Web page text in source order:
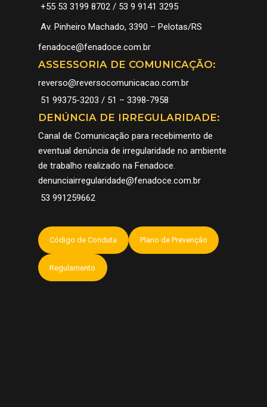
+55 53 3199 8702 / 53 9 9141 3295
Av. Pinheiro Machado, 3390 – Pelotas/RS
fenadoce@fenadoce.com.br
ASSESSORIA DE COMUNICAÇÃO:
reverso@reversocomunicacao.com.br
51 99375-3203 / 51 – 3398-7958
DENÚNCIA DE IRREGULARIDADE:
Canal de Comunicação para recebimento de
eventual denúncia de irregularidade no ambiente
de trabalho realizado na Fenadoce.
denunciairregularidade@fenadoce.com.br
53 991259662
Código de Conduta Plano de Prevenção
Regulamento